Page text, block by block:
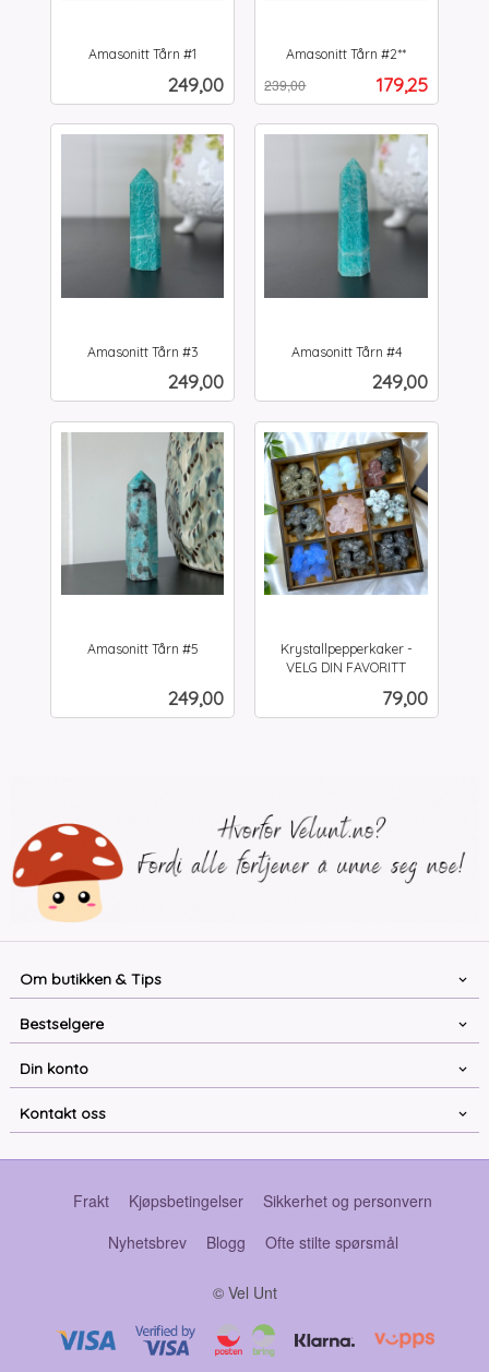
Amasonitt Tårn #1
Pris
249,00
Amasonitt Tårn #2**
Tilbud
179,25
239,00
mva.
Amasonitt Tårn #3
Pris
249,00
Amasonitt Tårn #4
Pris
249,00
Amasonitt Tårn #5
Pris
249,00
Krystallpepperkaker -
VELG DIN FAVORITT
Pris
79,00
Om butikken & Tips
Bestselgere
Din konto
Kontakt oss
Frakt Kjøpsbetingelser
Sikkerhet og personvern
Nyhetsbrev
Blogg Ofte stilte spørsmål
© Vel Unt